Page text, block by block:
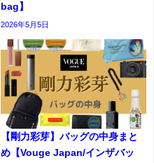
bag】
2026年5月5日
【剛力彩芽】バッグの中身まと
め【Vouge Japan/インザバッ